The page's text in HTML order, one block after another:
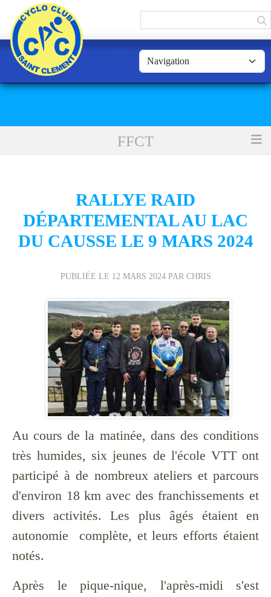
FFCT
RALLYE RAID
DÉPARTEMENTAL AU LAC
DU CAUSSE LE 9 MARS 2024
PUBLIÉE LE 12 MARS 2024PAR CHRIS
Au cours de la matinée, dans des conditions
très humides, six jeunes de l'école VTT ont
participé à de nombreux ateliers et parcours
d'environ 18 km avec des franchissements et
divers activités. Les plus âgés étaient en
autonomie complète, et leurs efforts étaient
notés.
Après le pique-nique, l'après-midi s'est
Panneau de gestion des cookies